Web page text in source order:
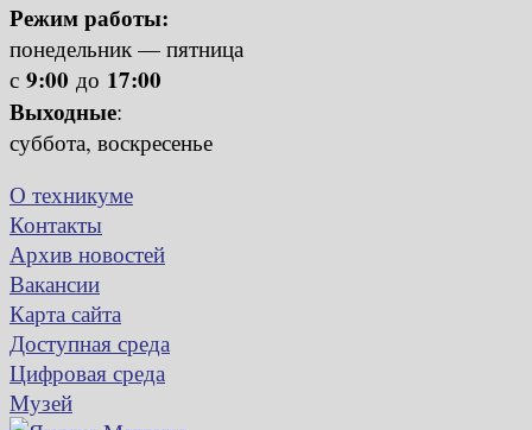
Режим работы:
понедельник — пятница
с 9:00 до 17:00
Выходные:
суббота, воскресенье
О техникуме
Контакты
Архив новостей
Вакансии
Карта сайта
Доступная среда
Цифровая среда
Музей